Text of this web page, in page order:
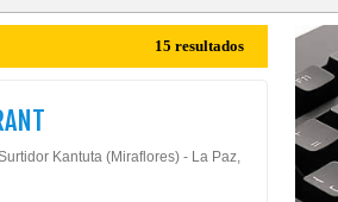
15 resultados
Kantuta (Miraflores) - La Paz,